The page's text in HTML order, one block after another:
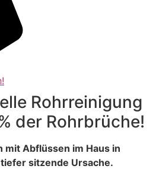
Rohrreinigung
der Rohrbrüche!
mit Abflüssen im Haus in
sitzende Ursache.